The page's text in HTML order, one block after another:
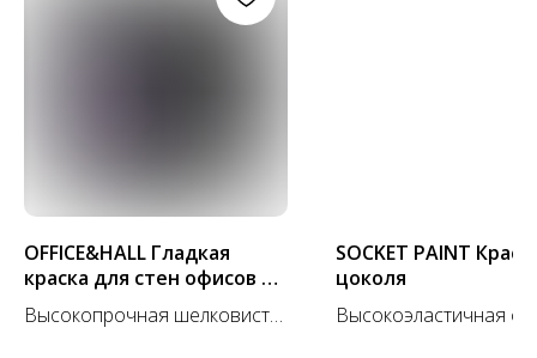
OFFICE&HALL Гладкая
краска для стен офисов и
холлов (База С)
Высокопрочная шелковисто-
SOCKET PAINT
цоколя
Высокоэластичная